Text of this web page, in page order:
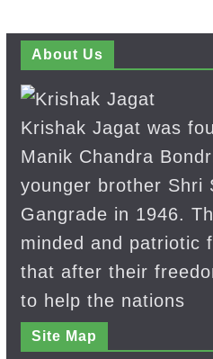
About Us
Krishak Jagat was
Manik Chandra
younger brother Shri
Gangrade in 1946.
minded and patriotic
that after their
to help the nations
Site Map